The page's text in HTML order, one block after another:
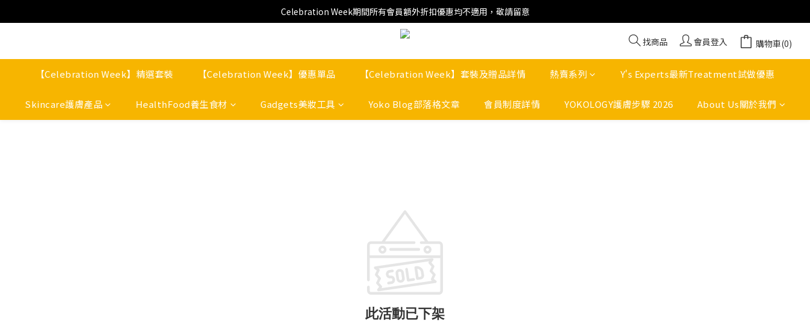
Celebration Week期間所有會員額外折扣優惠均不適用，敬請留意
找商品 會員登入 購物車(0)
【Celebration Week】精選套裝 【Celebration Week】優惠單品 【Celebration Week】套裝及贈品詳情 熱賣系列 Y's Experts最新Treatment試做優惠
Skincare護膚產品 HealthFood養生食材 Gadgets美妝工具 Yoko Blog部落格文章 會員制度詳情 YOKOLOGY護膚步驟 2026 About Us關於我們
此活動已下架